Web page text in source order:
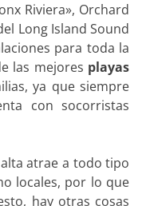
Riviera», Orchard
Long Island Sound
para toda la
las mejores playas
ya que siempre
con socorristas
atrae a todo tipo
locales, por lo que
hay otras cosas